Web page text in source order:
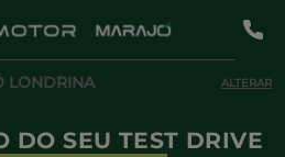
LONDRINA ALTERAR
DO SEU TEST DRIVE